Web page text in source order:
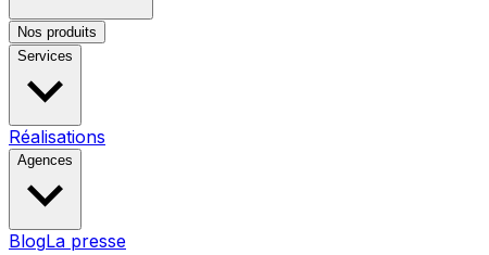
Nos produits
Services
Réalisations
Agences
BlogLa presse